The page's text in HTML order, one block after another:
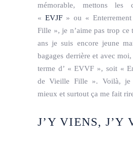
mémorable, mettons les
« EVJF » ou «
Fille », je n’aime pas trop ce
ans je suis encore jeune
bagages derrière et avec
terme d’ « EVVF », soit «
de Vieille Fille ». Voilà, je
mieux et surtout ça me fait
J’Y VIENS, J’Y